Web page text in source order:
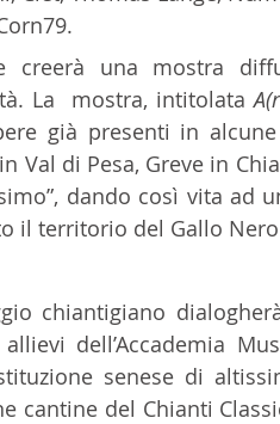
una mostra
La  mostra, intitolata
già presenti in
Val di Pesa, Greve in
dando così vita ad
il territorio del Gallo
chiantigiano
dell’Accademia
senese di
cantine del Chianti